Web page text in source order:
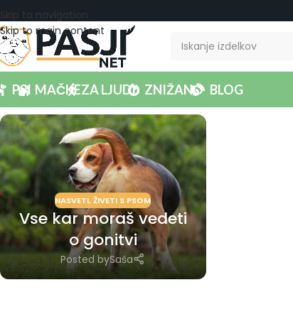
Skip to navigation
Skip to main content
PSI MAČKEZA LJUDI ZNIŽANO BLOG
NASVETI,ŽIVETI S PSOM
Vse kar moraš vedeti
o gonitvi
Posted bySaša